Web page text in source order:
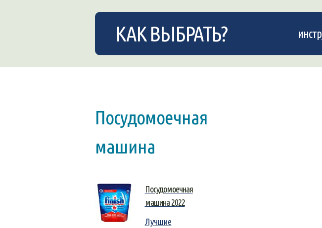
КАК ВЫБРАТЬ?
Посудомоечная
машина
Посудомоечная
машина 2022
Лучшие